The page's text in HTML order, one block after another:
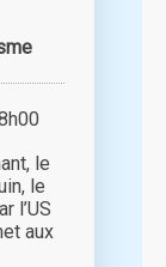
le
le
l’US
aux